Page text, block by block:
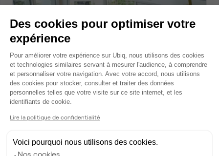
Rue de la Mare Sansoure, Petit-Couronne
Bureau privé • coworking
2 postes • 8 m
620 € par mois
Des cookies pour optimiser votre
expérience
Plateforme de Gestion du
Pour améliorer votre expérience sur Ubiq, nous utilisons des cookies
et technologies similaires servant à mesurer l'audience, à comprendre
et personnaliser votre navigation. Avec votre accord, nous utilisons
des cookies pour stocker, consulter et traiter des données
personnelles telles que votre visite sur ce site internet, et les
identifiants de cookie.
Lire la politique de confidentialité
Voici pourquoi nous utilisons des cookies.
Nos cookies